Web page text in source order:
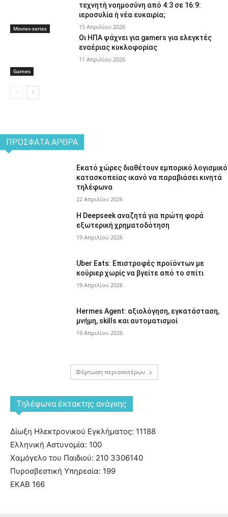
Movies-series
τεχνητή νοημοσύνη από 4:3 σε 16:9:
ιεροσυλία ή νέα ευκαιρία;
15 Απριλίου 2026
Games
Οι ΗΠΑ ψάχνει για gamers για ελεγκτές
εναέριας κυκλοφορίας
11 Απριλίου 2026
ΠΡΌΣΦΑΤΑ ΆΡΘΡΑ
Εκατό χώρες διαθέτουν εμπορικό λογισμικό
κατασκοπείας ικανό να παραβιάσει κινητά
τηλέφωνα
22 Απριλίου 2026
Η Deepseek αναζητά για πρώτη φορά
εξωτερική χρηματοδότηση
19 Απριλίου 2026
Uber Eats: Επιστροφές προϊόντων με
κούριερ χωρίς να βγείτε από το σπίτι
19 Απριλίου 2026
Hermes Agent: αξιολόγηση, εγκατάσταση,
μνήμη, skills και αυτοματισμοί
19 Απριλίου 2026
Φόρτωση περισσοτέρων
Tηλέφωνα έκτακτης ανάγκης
Δίωξη Ηλεκτρονικού Εγκλήματος: 11188
Ελληνική Αστυνομία: 100
Χαμόγελο του Παιδιού: 210 3306140
Πυροσβεστική Υπηρεσία: 199
ΕΚΑΒ 166